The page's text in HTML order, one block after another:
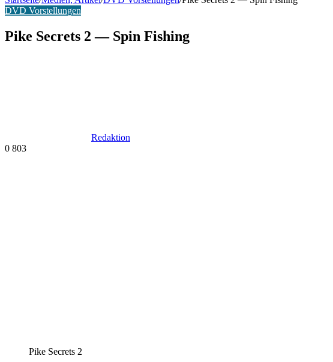
DVD Vorstellungen
Pike Secrets 2 — Spin Fishing
Redaktion
0 803
Pike Secrets 2